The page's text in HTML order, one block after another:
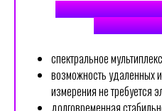
ДОСТОИНСТВА
ДАТЧИКОВ
спектральное
возможность удаленных
измерения не требуется
долговременная